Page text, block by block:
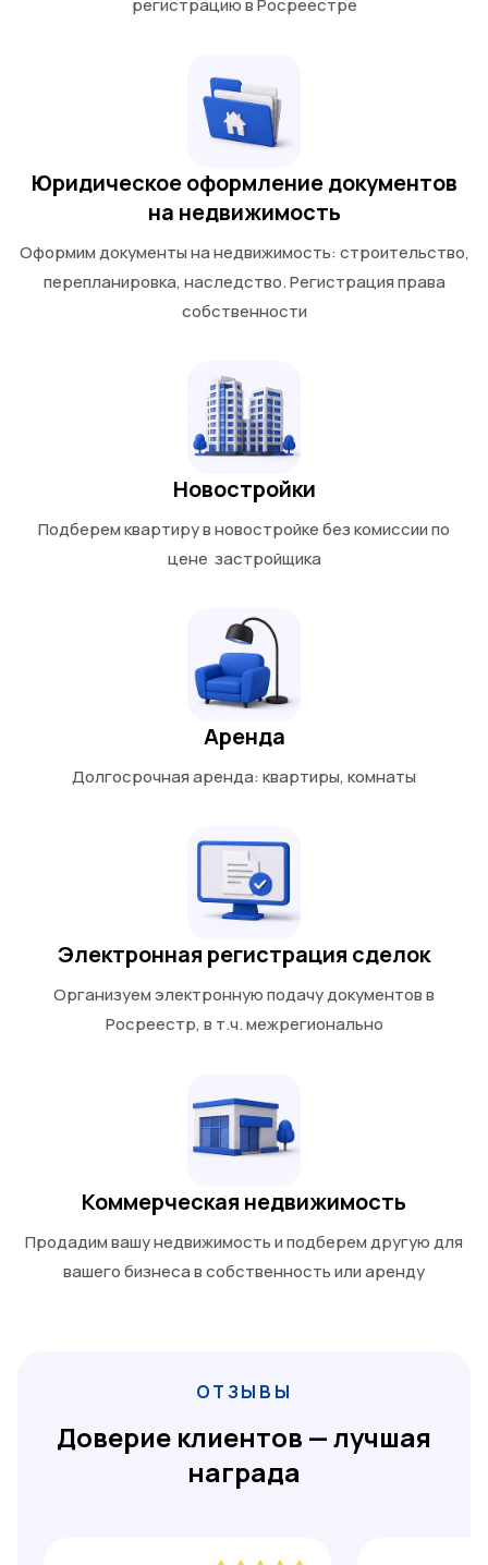
Юридическое оформление документов
на недвижимость
Оформим документы на недвижимость: строительство,
перепланировка, наследство. Регистрация права
собственности
Новостройки
Подберем квартиру в новостройке без комиссии по
цене застройщика
Аренда
Долгосрочная аренда: квартиры, комнаты
Электронная регистрация сделок
Организуем электронную подачу документов в
Росреестр, в т.ч. межрегионально
Коммерческая недвижимость
Продадим вашу недвижимость и подберем другую для
вашего бизнеса в собственность или аренду
ОТЗЫВЫ
Доверие клиентов — лучшая
награда